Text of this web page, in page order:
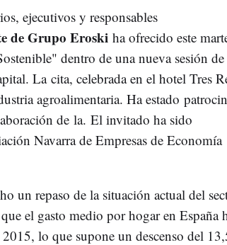
ejecutivos y responsables
de Grupo Eroski ha ofrecido este
dentro de una nueva sesión
La cita, celebrada en el hotel Tres
agroalimentaria. Ha estado
de la. El invitado ha sido
Navarra de Empresas de Economía
un repaso de la situación actual del
el gasto medio por hogar en España
lo que supone un descenso del